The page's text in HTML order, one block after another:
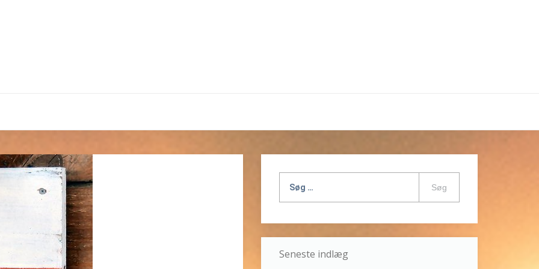
efter:
Seneste indlæg